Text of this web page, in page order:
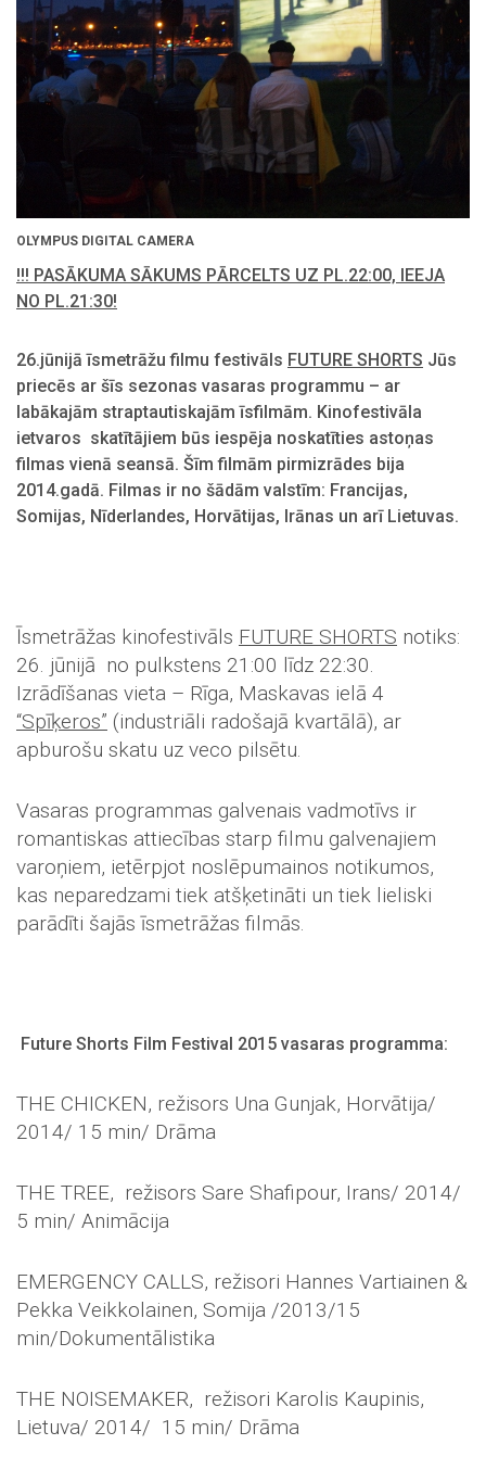
OLYMPUS DIGITAL CAMERA
!!! PASĀKUMA SĀKUMS PĀRCELTS UZ PL.22:00, IEEJA
NO PL.21:30!
26.jūnijā īsmetrāžu filmu festivāls FUTURE SHORTS Jūs
priecēs ar šīs sezonas vasaras programmu – ar
labākajām straptautiskajām īsfilmām. Kinofestivāla
ietvaros skatītājiem būs iespēja noskatīties astoņas
filmas vienā seansā. Šīm filmām pirmizrādes bija
2014.gadā. Filmas ir no šādām valstīm: Francijas,
Somijas, Nīderlandes, Horvātijas, Irānas un arī Lietuvas.
Īsmetrāžas kinofestivāls FUTURE SHORTS notiks:
26. jūnijā no pulkstens 21:00 līdz 22:30.
Izrādīšanas vieta – Rīga, Maskavas ielā 4
“Spīķeros” (industriāli radošajā kvartālā), ar
apburošu skatu uz veco pilsētu.
Vasaras programmas galvenais vadmotīvs ir
romantiskas attiecības starp filmu galvenajiem
varoņiem, ietērpjot noslēpumainos notikumos,
kas neparedzami tiek atšķetināti un tiek lieliski
parādīti šajās īsmetrāžas filmās.
Future Shorts Film Festival 2015 vasaras programma:
THE CHICKEN, režisors Una Gunjak, Horvātija/
2014/ 15 min/ Drāma
THE TREE, režisors Sare Shafipour, Irans/ 2014/
5 min/ Animācija
EMERGENCY CALLS, režisori Hannes Vartiainen &
Pekka Veikkolainen, Somija /2013/15
min/Dokumentālistika
THE NOISEMAKER, režisori Karolis Kaupinis,
Lietuva/ 2014/ 15 min/ Drāma